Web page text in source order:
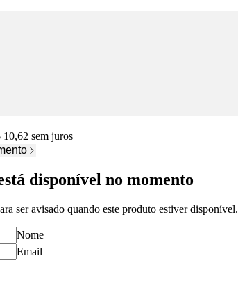
10,62 sem juros
disponível no momento
ser avisado quando este produto estiver disponível.
Nome
Email